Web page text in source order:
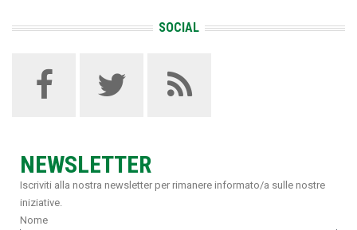
SOCIAL
NEWSLETTER
Iscriviti alla nostra newsletter per rimanere informato/a sulle nostre
iniziative.
Nome